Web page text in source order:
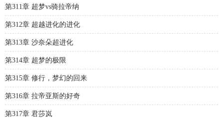
第311章 超梦vs骑拉帝纳
第312章 超越进化的进化
第313章 沙奈朵超进化
第314章 超梦的极限
第315章 修行，梦幻的回来
第316章 拉帝亚斯的好奇
第317章 君莎岚